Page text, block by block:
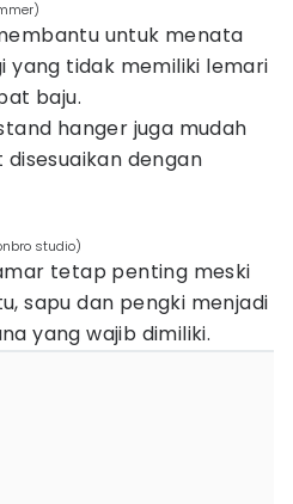
untuk menata
yang tidak memiliki lemari
baju.
hanger juga mudah
dengan
studio)
tetap penting meski
sapu dan pengki menjadi
yang wajib dimiliki.